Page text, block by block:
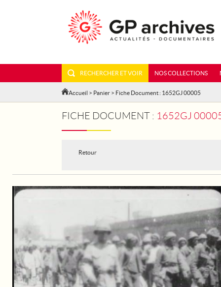
RECHERCHER ET VOIR NOS COLLECTIONS
Accueil > Panier > Fiche Document : 1652GJ 00005
FICHE DOCUMENT : 1652GJ 00005
Retour